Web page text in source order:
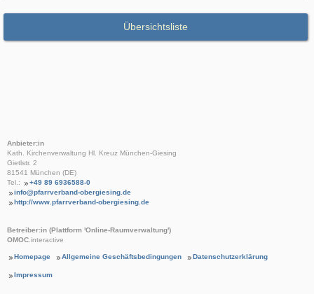
Übersichtsliste
Anbieter:in
Kath. Kirchenverwaltung Hl. Kreuz München-Giesing
Gietlstr. 2
81541 München (DE)
Tel.:
+49 89 6936588-0
info@pfarrverband-obergiesing.de
http://www.pfarrverband-obergiesing.de
Betreiber:in (Plattform 'Online-Raumverwaltung')
OMOC.interactive
Homepage Allgemeine Geschäftsbedingungen Datenschutzerklärung
Impressum